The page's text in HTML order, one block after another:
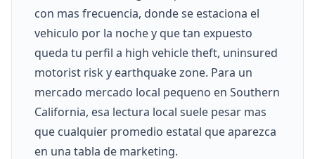
con mas frecuencia, donde se estaciona el
vehiculo por la noche y que tan expuesto
queda tu perfil a high vehicle theft, uninsured
motorist risk y earthquake zone. Para un
mercado mercado local pequeno en Southern
California, esa lectura local suele pesar mas
que cualquier promedio estatal que aparezca
en una tabla de marketing.